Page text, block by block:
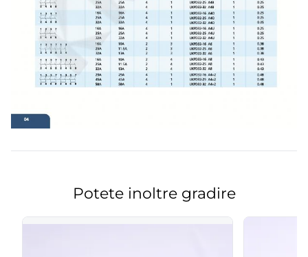
Potete inoltre gradire